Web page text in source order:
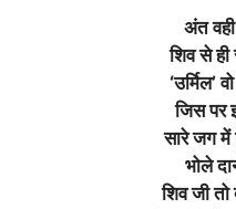
अंत
शिव से ही
‘उर्मिल’
जिस पर
सारे जग में
भोले
शिव जी